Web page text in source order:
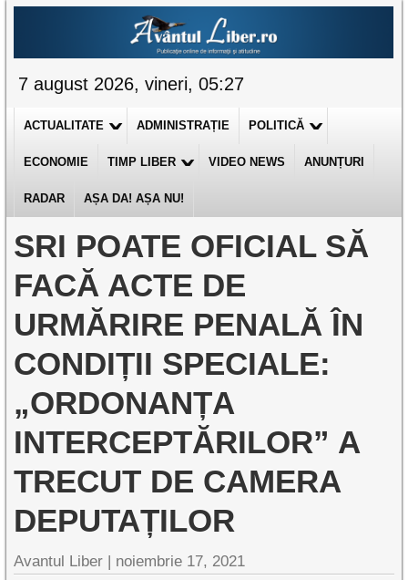
7 august 2026, vineri, 05:27
ACTUALITATE ADMINISTRAȚIE POLITICĂ
ECONOMIE TIMP LIBER VIDEO NEWS ANUNȚURI
RADAR AȘA DA! AȘA NU!
SRI POATE OFICIAL SĂ
FACĂ ACTE DE
URMĂRIRE PENALĂ ÎN
CONDIȚII SPECIALE:
„ORDONANȚA
INTERCEPTĂRILOR” A
TRECUT DE CAMERA
DEPUTAȚILOR
Avantul Liber | noiembrie 17, 2021